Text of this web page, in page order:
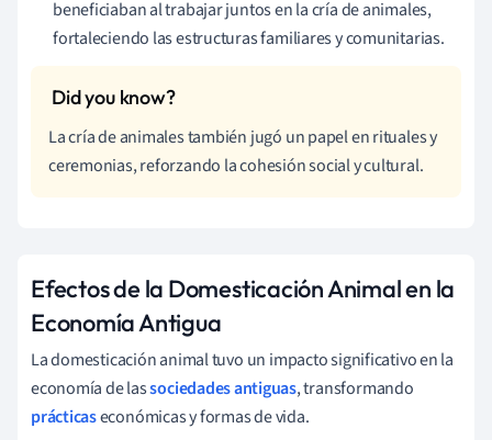
beneficiaban al trabajar juntos en la cría de animales,
fortaleciendo las estructuras familiares y comunitarias.
La cría de animales también jugó un papel en rituales y
ceremonias, reforzando la cohesión social y cultural.
Efectos de la Domesticación Animal en la
Economía Antigua
La domesticación animal tuvo un impacto significativo en la
economía de lassociedades antiguas, transformando
prácticaseconómicas y formas de vida.